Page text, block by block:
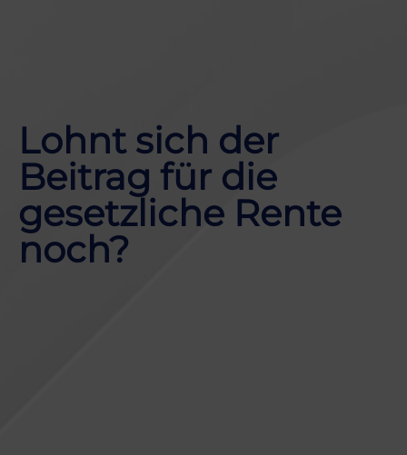
Lohnt sich der
Beitrag für die
gesetzliche Rente
noch?